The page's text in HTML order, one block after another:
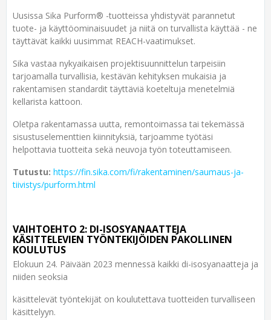
Uusissa Sika Purform® -tuotteissa yhdistyvät parannetut
tuote- ja käyttöominaisuudet ja niitä on turvallista käyttää - ne
täyttävät kaikki uusimmat REACH-vaatimukset.
Sika vastaa nykyaikaisen projektisuunnittelun tarpeisiin
tarjoamalla turvallisia, kestävän kehityksen mukaisia ja
rakentamisen standardit täyttäviä koeteltuja menetelmiä
kellarista kattoon.
Oletpa rakentamassa uutta, remontoimassa tai tekemässä
sisustuselementtien kiinnityksiä, tarjoamme työtäsi
helpottavia tuotteita sekä neuvoja työn toteuttamiseen.
Tutustu: https://fin.sika.com/fi/rakentaminen/saumaus-ja-
tiivistys/purform.html
VAIHTOEHTO 2: DI-ISOSYANAATTEJA
KÄSITTELEVIEN TYÖNTEKIJÖIDEN PAKOLLINEN
KOULUTUS
Elokuun 24. Päivään 2023 mennessä kaikki di-isosyanaatteja ja
niiden seoksia
käsittelevät työntekijät on koulutettava tuotteiden turvalliseen
käsittelyyn.